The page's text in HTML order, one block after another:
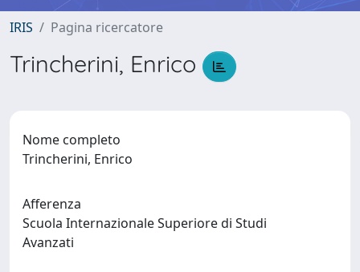
IRIS Pagina ricercatore
Trincherini, Enrico
Nome completo
Trincherini, Enrico
Afferenza
Scuola Internazionale Superiore di Studi
Avanzati